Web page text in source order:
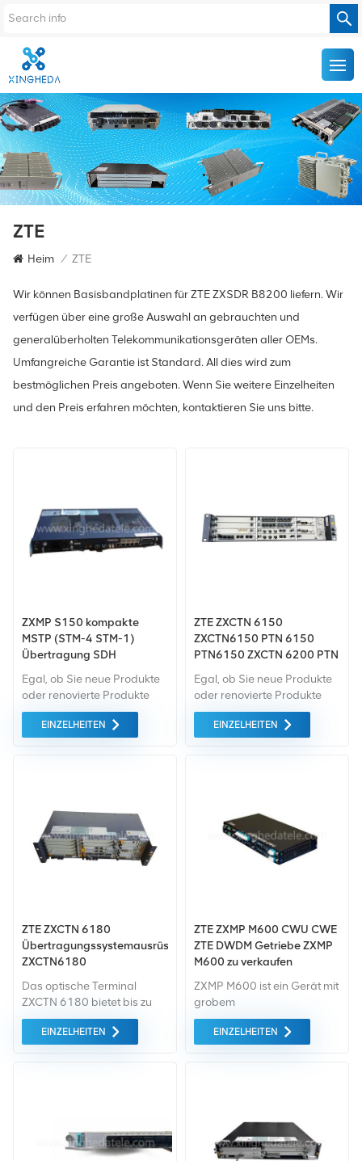
ZTE
Heim / ZTE
Wir können Basisbandplatinen für ZTE ZXSDR B8200 liefern. Wir
verfügen über eine große Auswahl an gebrauchten und
generalüberholten Telekommunikationsgeräten aller OEMs.
Umfangreiche Garantie ist Standard. All dies wird zum
bestmöglichen Preis angeboten. Wenn Sie weitere Einzelheiten
und den Preis erfahren möchten, kontaktieren Sie uns bitte.
ZXMP S150 kompakte
MSTP (STM-4 STM-1)
Übertragung SDH
Egal, ob Sie neue Produkte
oder renovierte Produkte
benötigen, wir kümmern uns
um alles Garantie als
Green-Market-Geräte der
Preis angeboten.
EINZELHEITEN
ZTE ZXCTN 6150
ZXCTN6150 PTN 6150
PTN6150 ZXCTN 6200 PTN
Backbone-Router
Egal, ob Sie neue Produkte
oder renovierte Produkte
benötigen, wir kümmern uns
um alles Garantie als
Green-Market-Geräte der
EINZELHEITEN
ZTE ZXCTN 6180
Übertragungssystemausrüstung
ZXCTN6180
Das optische Terminal
ZXCTN 6180 bietet bis zu
10 Kanäle mit 10GE
Hochgeschwindigkeit
der GE-Schnittstelle
Schnittstellentypen
unterstützen 10 allgemeine
EINZELHEITEN
ZTE ZXMP M600 CWU CWE
ZTE DWDM Getriebe ZXMP
M600 zu verkaufen
ZXMP M600 ist ein Gerät mit
grobem
Wellenlängenmultiplex
(CWDM). entwickelt von ZTE
die Konvergenzschicht
und alle Schichten des
mittleren/kleinen MAN.
EINZELHEITEN